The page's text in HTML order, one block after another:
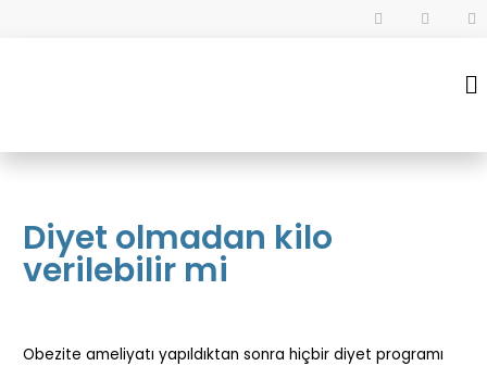
Diyet olmadan kilo
verilebilir mi
Obezite ameliyatı yapıldıktan sonra hiçbir diyet programı